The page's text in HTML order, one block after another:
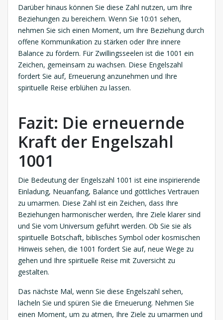
Darüber hinaus können Sie diese Zahl nutzen, um Ihre
Beziehungen zu bereichern. Wenn Sie 10:01 sehen,
nehmen Sie sich einen Moment, um Ihre Beziehung durch
offene Kommunikation zu stärken oder Ihre innere
Balance zu fördern. Für Zwillingsseelen ist die 1001 ein
Zeichen, gemeinsam zu wachsen. Diese Engelszahl
fordert Sie auf, Erneuerung anzunehmen und Ihre
spirituelle Reise erblühen zu lassen.
Fazit: Die erneuernde
Kraft der Engelszahl
1001
Die Bedeutung der Engelszahl 1001 ist eine inspirierende
Einladung, Neuanfang, Balance und göttliches Vertrauen
zu umarmen. Diese Zahl ist ein Zeichen, dass Ihre
Beziehungen harmonischer werden, Ihre Ziele klarer sind
und Sie vom Universum geführt werden. Ob Sie sie als
spirituelle Botschaft, biblisches Symbol oder kosmischen
Hinweis sehen, die 1001 fordert Sie auf, neue Wege zu
gehen und Ihre spirituelle Reise mit Zuversicht zu
gestalten.
Das nächste Mal, wenn Sie diese Engelszahl sehen,
lächeln Sie und spüren Sie die Erneuerung. Nehmen Sie
einen Moment, um zu atmen, Ihre Ziele zu umarmen und